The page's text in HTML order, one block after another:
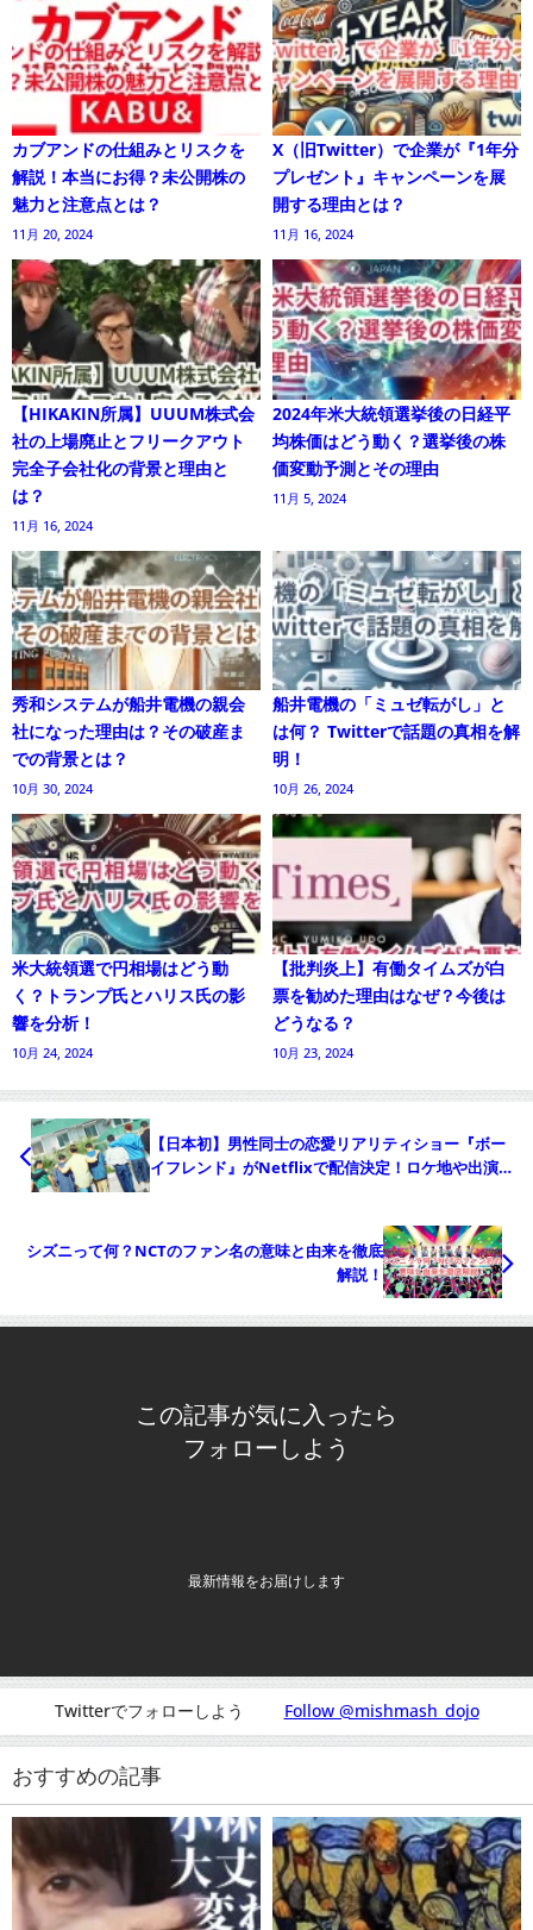
カブアンドの仕組みとリスクを
解説！本当にお得？未公開株の
魅力と注意点とは？
11月 20, 2024
X（旧Twitter）で企業が『1年分
プレゼント』キャンペーンを展
開する理由とは？
11月 16, 2024
【HIKAKIN所属】UUUM株式会
社の上場廃止とフリークアウト
完全子会社化の背景と理由と
は？
11月 16, 2024
2024年米大統領選挙後の日経平
均株価はどう動く？選挙後の株
価変動予測とその理由
11月 5, 2024
秀和システムが船井電機の親会
社になった理由は？その破産ま
での背景とは？
10月 30, 2024
船井電機の「ミュゼ転がし」と
は何？ Twitterで話題の真相を解
明！
10月 26, 2024
米大統領選で円相場はどう動
く？トランプ氏とハリス氏の影
響を分析！
10月 24, 2024
【批判炎上】有働タイムズが白
票を勧めた理由はなぜ？今後は
どうなる？
10月 23, 2024
【日本初】男性同士の恋愛リアリティショー『ボー
イフレンド』がNetflixで配信決定！ロケ地や出演者
シズニって何？NCTのファン名の意味と由来を徹底
解説！
この記事が気に入ったら
フォローしよう
最新情報をお届けします
Twitterでフォローしよう Follow @mishmash_dojo
おすすめの記事